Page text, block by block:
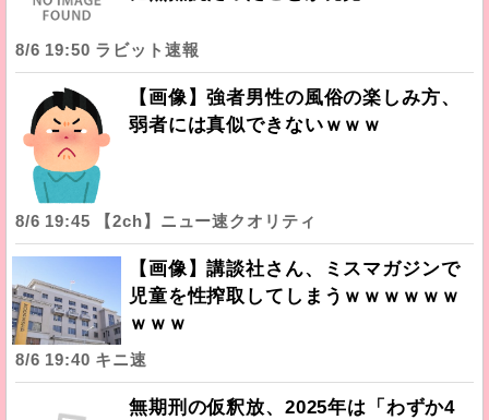
8/6 19:50 ラビット速報
【画像】強者男性の風俗の楽しみ方、
弱者には真似できないｗｗｗ
8/6 19:45 【2ch】ニュー速クオリティ
【画像】講談社さん、ミスマガジンで
児童を性搾取してしまうｗｗｗｗｗｗ
ｗｗｗ
8/6 19:40 キニ速
無期刑の仮釈放、2025年は「わずか4